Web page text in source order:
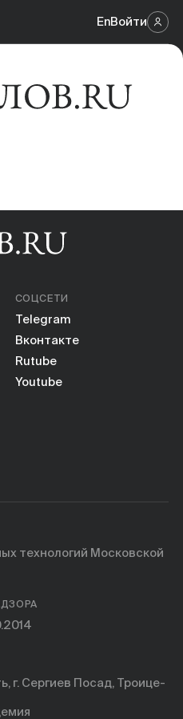
EnВойти
СОЦСЕТИ
Telegram
Вконтакте
Rutube
Youtube
технологий Московской
г. Сергиев Посад, Троице-